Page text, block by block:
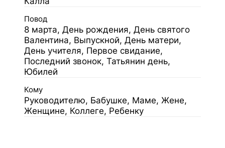
Повод
8 марта, День рождения, День святого
Валентина, Выпускной, День матери,
День учителя, Первое свидание,
Последний звонок, Татьянин день,
Юбилей
Кому
Руководителю, Бабушке, Маме, Жене,
Женщине, Коллеге, Ребенку